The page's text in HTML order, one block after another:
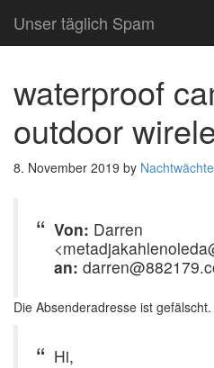
Unser täglich Spam
waterproof
outdoor
8. November 2019 by
Von: Darren
an:
Die Absenderadresse ist gefälscht.
Hi,